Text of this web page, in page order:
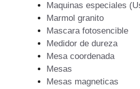
Maquinas especiales
Marmol granito
Mascara fotosencible
Medidor de dureza
Mesa coordenada
Mesas
Mesas magneticas